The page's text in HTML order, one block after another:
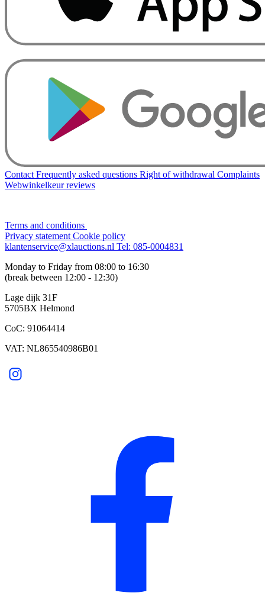
Contact Frequently asked questions Right of withdrawal Complaints
Webwinkelkeur reviews
Terms and conditions
Privacy statement Cookie policy
klantenservice@xlauctions.nl Tel: 085-0004831
Monday to Friday from 08:00 to 16:30
(break between 12:00 - 12:30)
Lage dijk 31F
5705BX Helmond
CoC: 91064414
VAT: NL865540986B01